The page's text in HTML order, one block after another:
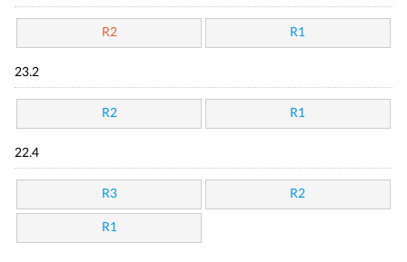
R2 R1
23.2
R2 R1
22.4
R3 R2
R1